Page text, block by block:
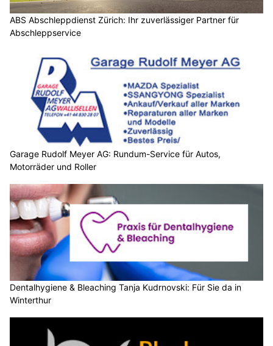
ABS Abschleppdienst Zürich: Ihr zuverlässiger Partner für
Abschleppservice
Garage Rudolf Meyer AG: Rundum-Service für Autos,
Motorräder und Roller
Dentalhygiene & Bleaching Tanja Kudrnovski: Für Sie da in
Winterthur